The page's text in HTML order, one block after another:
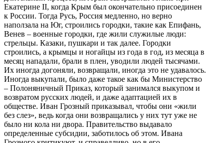
Екатерине II, когда Крым был окончательно присоединен
к России. Тогда Русь, Россия медленно, но верно
наползала на Юг, строились городки, такие как Епифань,
Венев – военные городки, где жили служилые люди:
стрельцы. Казаки, пушкари и так далее. Городки
строились, а крымцы и ногайцы из года в год, из месяца в
месяц нападали, брали в плен, уводили людей тысячами.
Их иногда догоняли, возвращали, иногда это не удавалось.
Иногда выкупали, было даже такое как бы Министерство
– Полоняничный Приказ, который занимался выкупом и
возвратом русских людей, и даже адаптацией их в
обществе. Иван Грозный приказывал, чтобы они «жили
без слез», ведь когда они возвращались у них тут уже не
было ни кола ни двора. Правительство выдавало
определенные субсидии, заботилось об этом. Ивана